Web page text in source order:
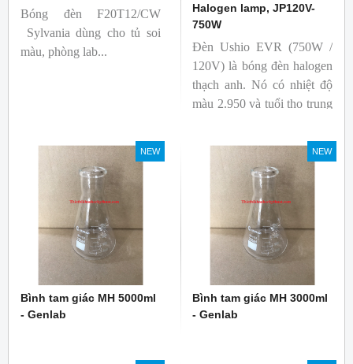
Bóng đèn F20T12/CW
Sylvania dùng cho tủ soi
màu, phòng lab...
Halogen lamp, JP120V-
750W
Đèn Ushio EVR (750W /
120V) là bóng đèn halogen
thạch anh. Nó có nhiệt độ
màu 2.950 và tuổi thọ trung
NEW
Bình tam giác MH 5000ml
- Genlab
NEW
Bình tam giác MH 3000ml
- Genlab